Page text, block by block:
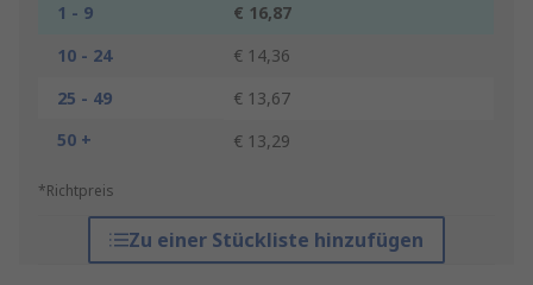
1 - 9
€ 16,87
10 - 24
€ 14,36
25 - 49
€ 13,67
50 +
€ 13,29
*Richtpreis
Zu einer Stückliste hinzufügen